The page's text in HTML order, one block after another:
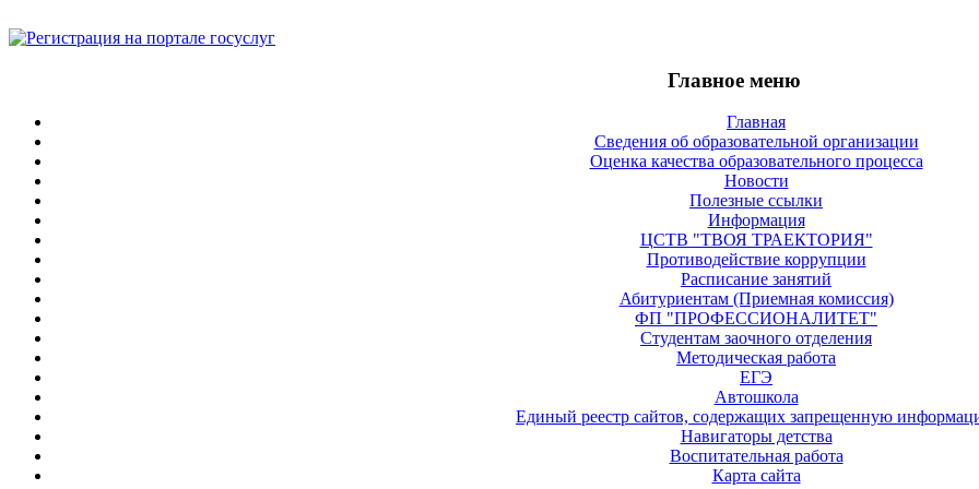
Главное меню
Главная
Сведения об образовательной организации
Оценка качества образовательного процесса
Новости
Полезные ссылки
Информация
ЦСТВ "ТВОЯ ТРАЕКТОРИЯ"
Противодействие коррупции
Расписание занятий
Абитуриентам (Приемная комиссия)
ФП "ПРОФЕССИОНАЛИТЕТ"
Студентам заочного отделения
Методическая работа
ЕГЭ
Автошкола
Единый реестр сайтов, содержащих запрещенную
Навигаторы детства
Воспитательная работа
Карта сайта